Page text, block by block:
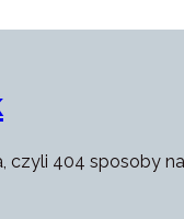
czyli 404 sposoby